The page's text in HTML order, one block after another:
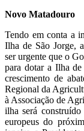
Novo Matadouro
Tendo em conta a
Ilha de São Jorge,
ser urgente que o
para dotar a Ilha
crescimento de
Regional da
à Associação de
ilha será
europeus do